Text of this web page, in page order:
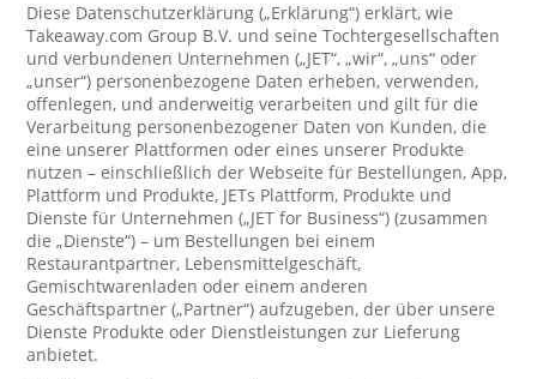
Diese Datenschutzerklärung („Erklärung“) erklärt, wie
Takeaway.com Group B.V. und seine Tochtergesellschaften
und verbundenen Unternehmen („JET“, „wir“, „uns“ oder
„unser“) personenbezogene Daten erheben, verwenden,
offenlegen, und anderweitig verarbeiten und gilt für die
Verarbeitung personenbezogener Daten von Kunden, die
eine unserer Plattformen oder eines unserer Produkte
nutzen – einschließlich der Webseite für Bestellungen, App,
Plattform und Produkte, JETs Plattform, Produkte und
Dienste für Unternehmen („JET for Business“) (zusammen
die „Dienste“) – um Bestellungen bei einem
Restaurantpartner, Lebensmittelgeschäft,
Gemischtwarenladen oder einem anderen
Geschäftspartner („Partner“) aufzugeben, der über unsere
Dienste Produkte oder Dienstleistungen zur Lieferung
anbietet.